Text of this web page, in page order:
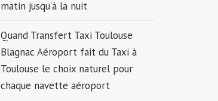
matin jusqu’à la nuit
Quand Transfert Taxi Toulouse
Blagnac Aéroport fait du Taxi à
Toulouse le choix naturel pour
chaque navette aéroport